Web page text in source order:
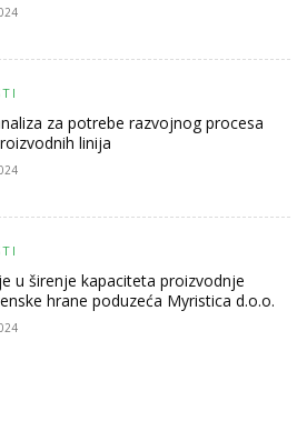
za potrebe razvojnog procesa
linija
u širenje kapaciteta proizvodnje
hrane poduzeća Myristica d.o.o.